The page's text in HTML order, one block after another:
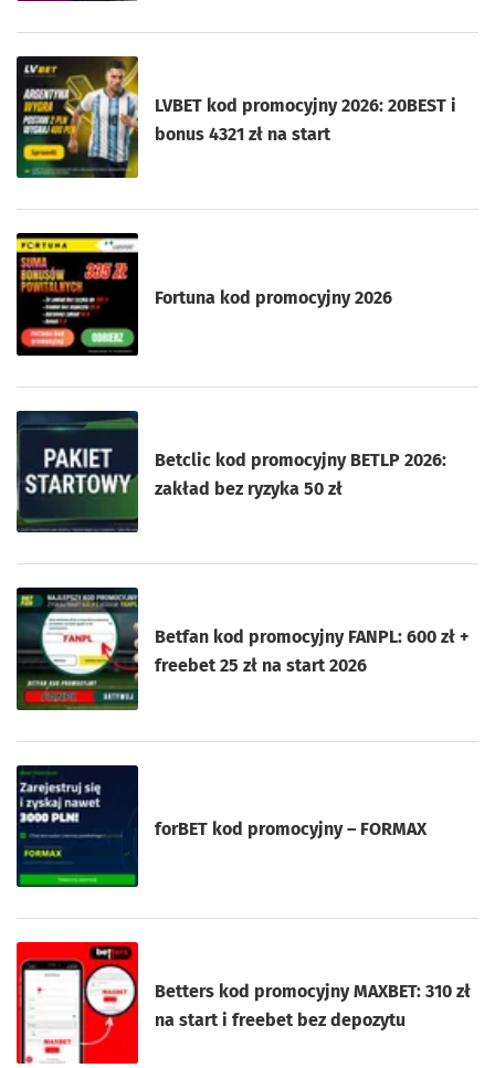
LVBET kod promocyjny 2026: 20BEST i
bonus 4321 zł na start
Fortuna kod promocyjny 2026
Betclic kod promocyjny BETLP 2026:
zakład bez ryzyka 50 zł
Betfan kod promocyjny FANPL: 600 zł +
freebet 25 zł na start 2026
forBET kod promocyjny – FORMAX
Betters kod promocyjny MAXBET: 310 zł
na start i freebet bez depozytu